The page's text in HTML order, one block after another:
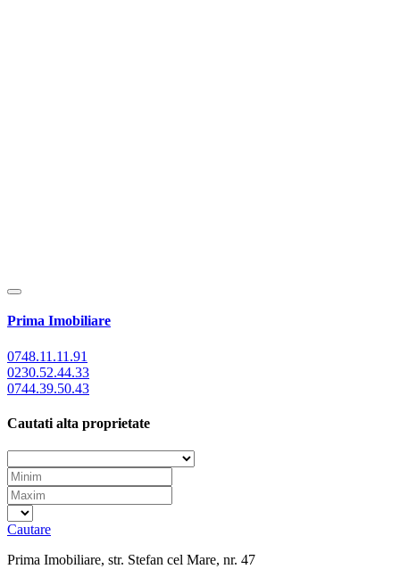
Prima Imobiliare
0748.11.11.91
0230.52.44.33
0744.39.50.43
Cautati alta proprietate
Cautare
Prima Imobiliare, str. Stefan cel Mare, nr. 47